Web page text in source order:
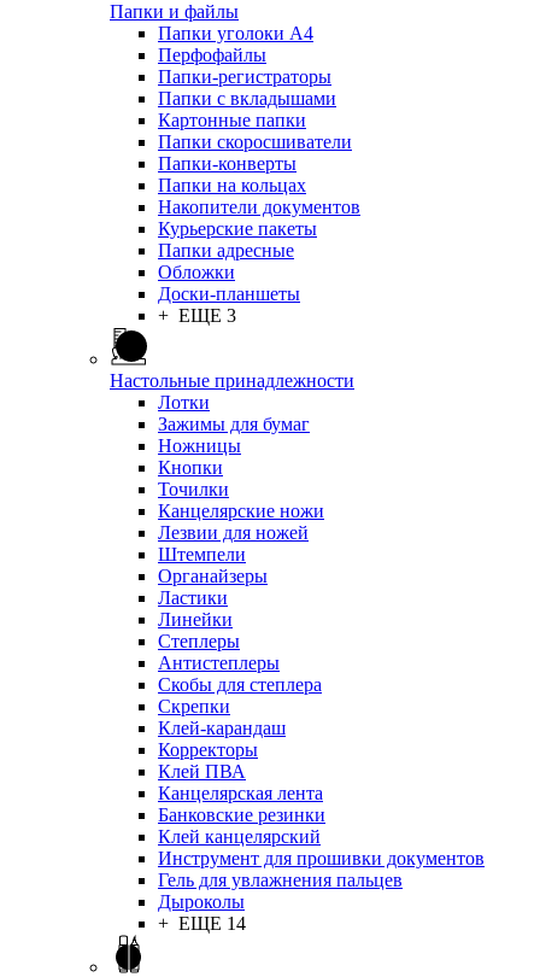
Папки и файлы
Папки уголоки А4
Перфофайлы
Папки-регистраторы
Папки с вкладышами
Картонные папки
Папки скоросшиватели
Папки-конверты
Папки на кольцах
Накопители документов
Курьерские пакеты
Папки адресные
Обложки
Доски-планшеты
+ ЕЩЕ 3
Настольные принадлежности
Лотки
Зажимы для бумаг
Ножницы
Кнопки
Точилки
Канцелярские ножи
Лезвии для ножей
Штемпели
Органайзеры
Ластики
Линейки
Степлеры
Антистеплеры
Скобы для степлера
Скрепки
Клей-карандаш
Корректоры
Клей ПВА
Канцелярская лента
Банковские резинки
Клей канцелярский
Инструмент для прошивки документов
Гель для увлажнения пальцев
Дыроколы
+ ЕЩЕ 14